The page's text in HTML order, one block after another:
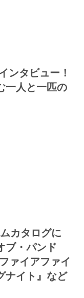
ンタビュー！
一人と一匹の
カタログに
ブ・パンド
ァイアファイ
イト』など